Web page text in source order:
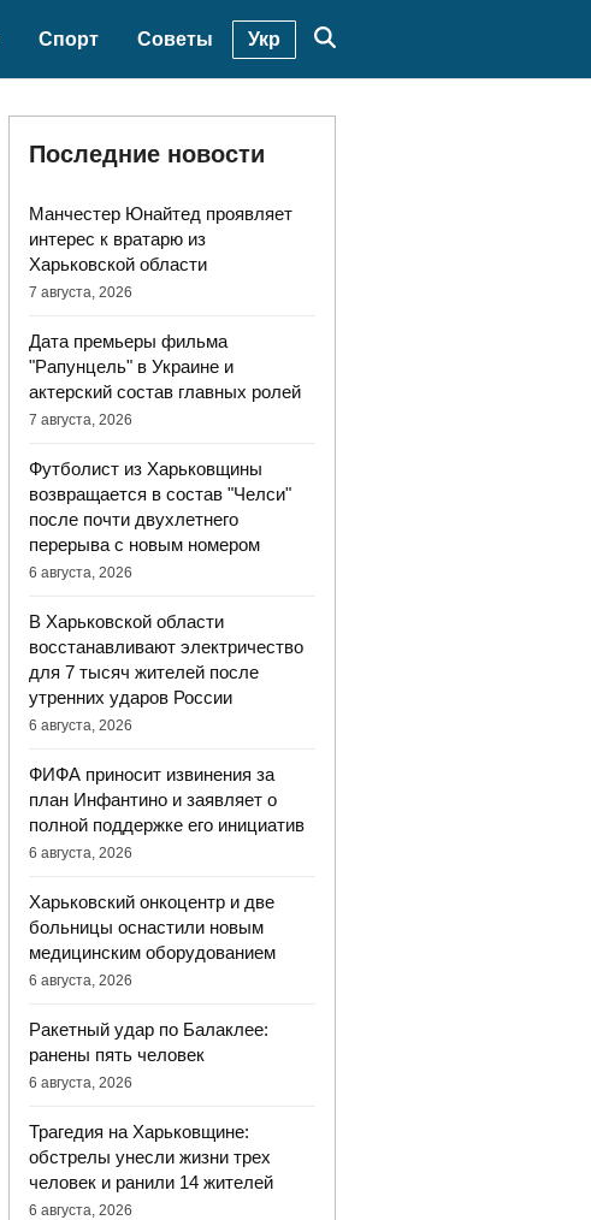
Спорт Советы Укр
Последние новости
Манчестер Юнайтед проявляет
интерес к вратарю из
Харьковской области
7 августа, 2026
Дата премьеры фильма
"Рапунцель" в Украине и
актерский состав главных ролей
7 августа, 2026
Футболист из Харьковщины
возвращается в состав "Челси"
после почти двухлетнего
перерыва с новым номером
6 августа, 2026
В Харьковской области
восстанавливают электричество
для 7 тысяч жителей после
утренних ударов России
6 августа, 2026
ФИФА приносит извинения за
план Инфантино и заявляет о
полной поддержке его инициатив
6 августа, 2026
Харьковский онкоцентр и две
больницы оснастили новым
медицинским оборудованием
6 августа, 2026
Ракетный удар по Балаклее:
ранены пять человек
6 августа, 2026
Трагедия на Харьковщине:
обстрелы унесли жизни трех
человек и ранили 14 жителей
6 августа, 2026